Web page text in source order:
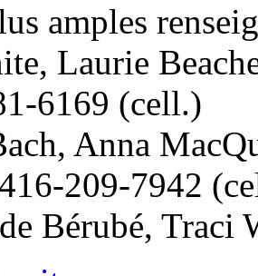
amples
Laurie
6169 (cell.)
Anna
209-7942
Bérubé, Traci